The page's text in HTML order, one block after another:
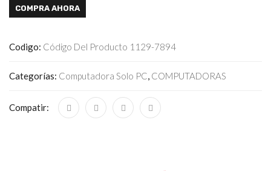
COMPRA AHORA
Codigo: Código Del Producto 1129-7894
Categorías: Computadora Solo PC, COMPUTADORAS
Compatir: